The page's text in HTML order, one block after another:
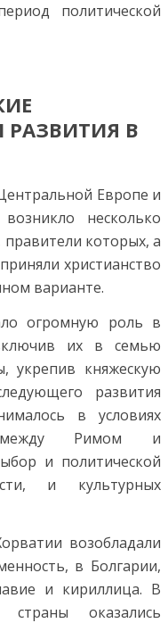
политической
РАЗВИТИЯ В
Европе и
несколько
правители которых, а
христианство
варианте.
огромную роль в
их в семью
укрепив княжескую
развития
в условиях
между Римом и
и политической
и культурных
возобладали
в Болгарии,
и кириллица. В
страны оказались